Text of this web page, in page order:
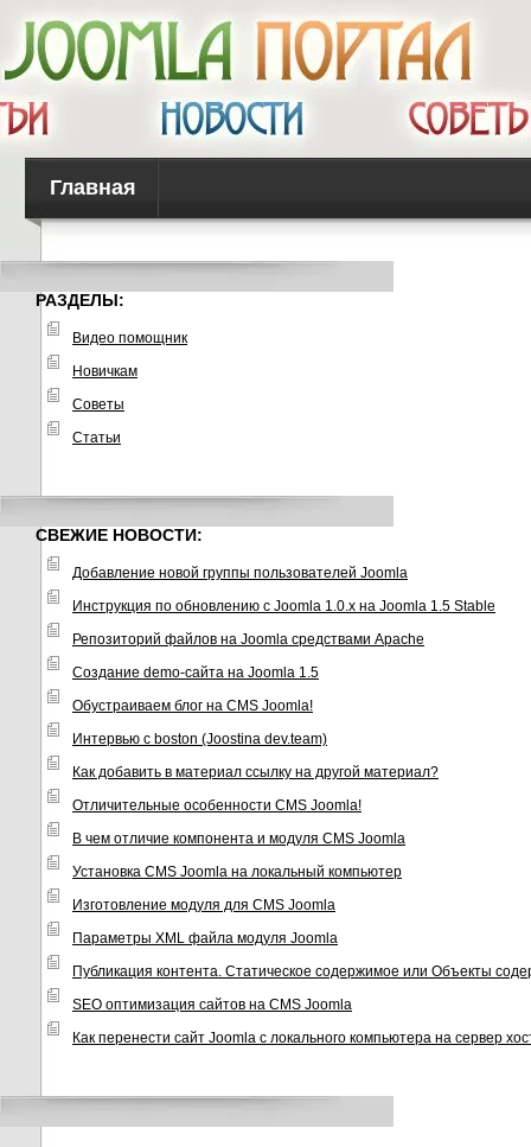
Главная
РАЗДЕЛЫ:
Видео помощник
Новичкам
Советы
Статьи
СВЕЖИЕ НОВОСТИ:
Добавление новой группы пользователей Joomla
Инструкция по обновлению с Joomla 1.0.x на Joomla 1.5 Stable
Репозиторий файлов на Joomla средствами Apache
Создание demo-сайта на Joomla 1.5
Обустраиваем блог на CMS Joomla!
Интервью с boston (Joostina dev.team)
Как добавить в материал ссылку на другой материал?
Отличительные особенности CMS Joomla!
В чем отличие компонента и модуля CMS Joomla
Установка CMS Joomla на локальный компьютер
Изготовление модуля для CMS Joomla
Параметры XML файла модуля Joomla
Публикация контента. Статическое содержимое или Объекты
SEO оптимизация сайтов на CMS Joomla
Как перенести сайт Joomla с локального компьютера на сервер